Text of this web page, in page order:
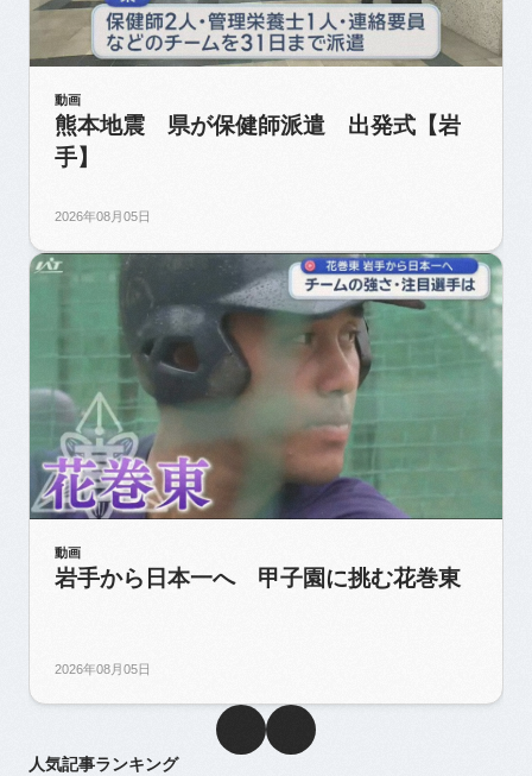
動画
熊本地震 県が保健師派遣 出発式【岩
手】
2026年08月05日
動画
岩手から日本一へ 甲子園に挑む花巻東
2026年08月05日
人気記事ランキング